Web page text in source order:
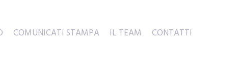
COMUNICATI STAMPA IL TEAM CONTATTI